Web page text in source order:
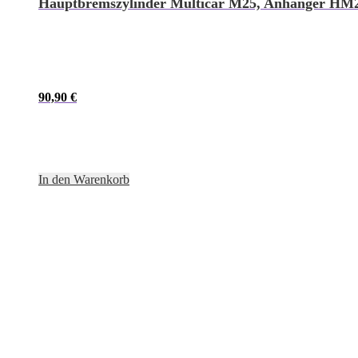
Hauptbremszylinder Multicar M25, Anhänger
90,90 €
In den Warenkorb